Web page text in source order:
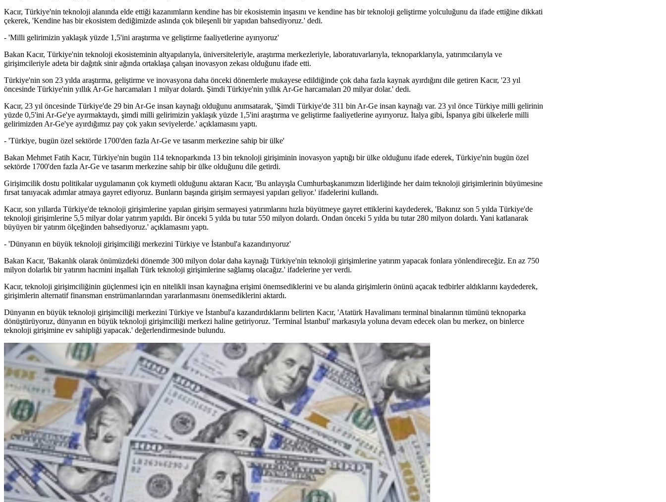
Kacır, Türkiye'nin teknoloji alanında elde ettiği kazanımların kendine has bir ekosistemin inşasını ve kendine has bir teknoloji geliştirme yolculuğunu da ifade ettiğine dikkati
çekerek, 'Kendine has bir ekosistem dediğimizde aslında çok bileşenli bir yapıdan bahsediyoruz.' dedi.
- 'Milli gelirimizin yaklaşık yüzde 1,5'ini araştırma ve geliştirme faaliyetlerine ayırıyoruz'
Bakan Kacır, Türkiye'nin teknoloji ekosisteminin altyapılarıyla, üniversiteleriyle, araştırma merkezleriyle, laboratuvarlarıyla, teknoparklarıyla, yatırımcılarıyla ve
girişimcileriyle adeta bir dağıtık sinir ağında ortaklaşa çalışan inovasyon zekası olduğunu ifade etti.
Türkiye'nin son 23 yılda araştırma, geliştirme ve inovasyona daha önceki dönemlerle mukayese edildiğinde çok daha fazla kaynak ayırdığını dile getiren Kacır, '23 yıl
öncesinde Türkiye'nin yıllık Ar-Ge harcamaları 1 milyar dolardı. Şimdi Türkiye'nin yıllık Ar-Ge harcamaları 20 milyar dolar.' dedi.
Kacır, 23 yıl öncesinde Türkiye'de 29 bin Ar-Ge insan kaynağı olduğunu anımsatarak, 'Şimdi Türkiye'de 311 bin Ar-Ge insan kaynağı var. 23 yıl önce Türkiye milli gelirinin
yüzde 0,5'ini Ar-Ge'ye ayırmaktaydı, şimdi milli gelirimizin yaklaşık yüzde 1,5'ini araştırma ve geliştirme faaliyetlerine ayırıyoruz. İtalya gibi, İspanya gibi ülkelerle milli
gelirimizden Ar-Ge'ye ayırdığımız pay çok yakın seviyelerde.' açıklamasını yaptı.
- 'Türkiye, bugün özel sektörde 1700'den fazla Ar-Ge ve tasarım merkezine sahip bir ülke'
Bakan Mehmet Fatih Kacır, Türkiye'nin bugün 114 teknoparkında 13 bin teknoloji girişiminin inovasyon yaptığı bir ülke olduğunu ifade ederek, Türkiye'nin bugün özel
sektörde 1700'den fazla Ar-Ge ve tasarım merkezine sahip bir ülke olduğunu dile getirdi.
Girişimcilik dostu politikalar uygulamanın çok kıymetli olduğunu aktaran Kacır, 'Bu anlayışla Cumhurbaşkanımızın liderliğinde her daim teknoloji girişimlerinin büyümesine
fırsat tanıyacak adımlar atmaya gayret ediyoruz. Bunların başında girişim sermayesi yapıları geliyor.' ifadelerini kullandı.
Kacır, son yıllarda Türkiye'de teknoloji girişimlerine yapılan girişim sermayesi yatırımlarını hızla büyütmeye gayret ettiklerini kaydederek, 'Bakınız son 5 yılda Türkiye'de
teknoloji girişimlerine 5,5 milyar dolar yatırım yapıldı. Bir önceki 5 yılda bu tutar 550 milyon dolardı. Ondan önceki 5 yılda bu tutar 280 milyon dolardı. Yani katlanarak
büyüyen bir yatırım ölçeğinden bahsediyoruz.' açıklamasını yaptı.
- 'Dünyanın en büyük teknoloji girişimciliği merkezini Türkiye ve İstanbul'a kazandırıyoruz'
Bakan Kacır, 'Bakanlık olarak önümüzdeki dönemde 300 milyon dolar daha kaynağı Türkiye'nin teknoloji girişimlerine yatırım yapacak fonlara yönlendireceğiz. En az 750
milyon dolarlık bir yatırım hacmini inşallah Türk teknoloji girişimlerine sağlamış olacağız.' ifadelerine yer verdi.
Kacır, teknoloji girişimciliğinin güçlenmesi için en nitelikli insan kaynağına erişimi önemsediklerini ve bu alanda girişimlerin önünü açacak tedbirler aldıklarını kaydederek,
girişimlerin alternatif finansman enstrümanlarından yararlanmasını önemsediklerini aktardı.
Dünyanın en büyük teknoloji girişimciliği merkezini Türkiye ve İstanbul'a kazandırdıklarını belirten Kacır, 'Atatürk Havalimanı terminal binalarının tümünü teknoparka
dönüştürüyoruz, dünyanın en büyük teknoloji girişimciliği merkezi haline getiriyoruz. 'Terminal İstanbul' markasıyla yoluna devam edecek olan bu merkez, on binlerce
teknoloji girişimine ev sahipliği yapacak.' değerlendirmesinde bulundu.